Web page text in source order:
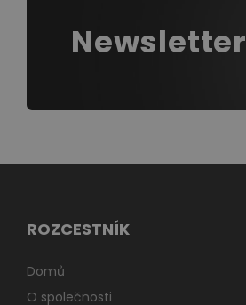
Newsletter
ROZCESTNÍK
Domů
O společnosti